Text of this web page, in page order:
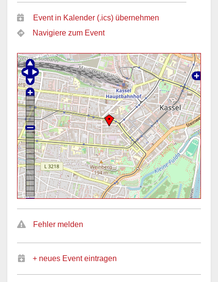
Event in Kalender (.ics) übernehmen
Navigiere zum Event
Fehler melden
+ neues Event eintragen